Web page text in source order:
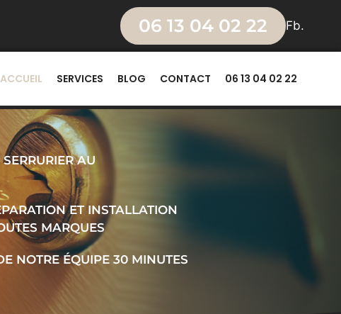
06 13 04 02 22 Fb.
ACCUEIL SERVICES BLOG CONTACT 06 13 04 02 22
AU
ET INSTALLATION
MARQUES
NOTRE ÉQUIPE 30 MINUTES